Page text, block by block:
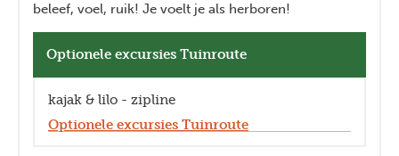
beleef, voel, ruik! Je voelt je als herboren!
Optionele excursies Tuinroute
kajak & lilo - zipline
Optionele excursies Tuinroute